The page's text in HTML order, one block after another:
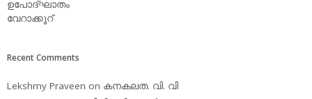
ഉപോദ്ഘാതം
വേറാക്കൂറ്
Recent Comments
Lekshmy Praveen on കനകലത. വി. വി